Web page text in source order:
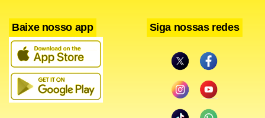
Baixe nosso app Siga nossas redes